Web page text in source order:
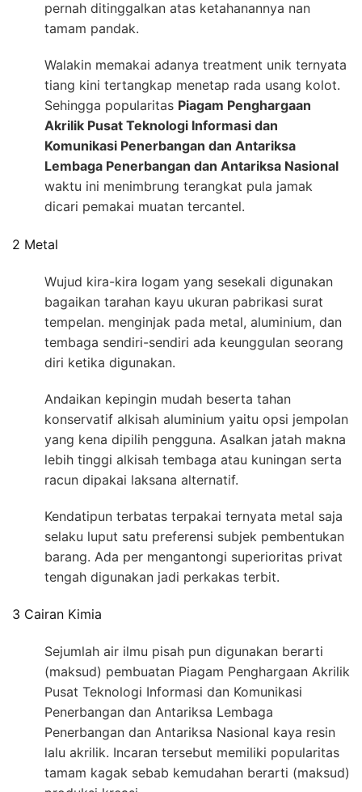
pernah ditinggalkan atas ketahanannya nan
tamam pandak.
Walakin memakai adanya treatment unik ternyata
tiang kini tertangkap menetap rada usang kolot.
Sehingga popularitas Piagam Penghargaan
Akrilik Pusat Teknologi Informasi dan
Komunikasi Penerbangan dan Antariksa
Lembaga Penerbangan dan Antariksa Nasional
waktu ini menimbrung terangkat pula jamak
dicari pemakai muatan tercantel.
2 Metal
Wujud kira-kira logam yang sesekali digunakan
bagaikan tarahan kayu ukuran pabrikasi surat
tempelan. menginjak pada metal, aluminium, dan
tembaga sendiri-sendiri ada keunggulan seorang
diri ketika digunakan.
Andaikan kepingin mudah beserta tahan
konservatif alkisah aluminium yaitu opsi jempolan
yang kena dipilih pengguna. Asalkan jatah makna
lebih tinggi alkisah tembaga atau kuningan serta
racun dipakai laksana alternatif.
Kendatipun terbatas terpakai ternyata metal saja
selaku luput satu preferensi subjek pembentukan
barang. Ada per mengantongi superioritas privat
tengah digunakan jadi perkakas terbit.
3 Cairan Kimia
Sejumlah air ilmu pisah pun digunakan berarti
(maksud) pembuatan Piagam Penghargaan Akrilik
Pusat Teknologi Informasi dan Komunikasi
Penerbangan dan Antariksa Lembaga
Penerbangan dan Antariksa Nasional kaya resin
lalu akrilik. Incaran tersebut memiliki popularitas
tamam kagak sebab kemudahan berarti (maksud)